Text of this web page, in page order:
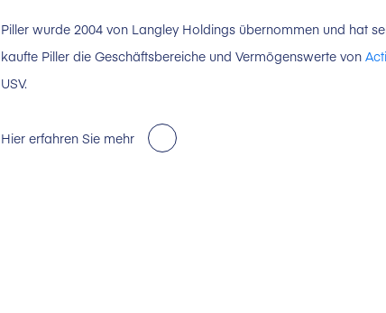
Piller wurde 2004 von Langley Holdings übernommen und hat
kaufte Piller die Geschäftsbereiche und Vermögenswerte von
USV.
Hier erfahren Sie mehr